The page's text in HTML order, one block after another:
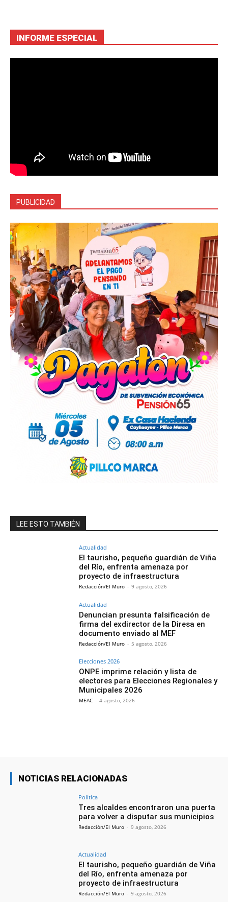
INFORME ESPECIAL
PUBLICIDAD
LEE ESTO TAMBIÉN
Actualidad
El taurisho, pequeño guardián de Viña
del Río, enfrenta amenaza por
proyecto de infraestructura
Redacción/El Muro - 9 agosto, 2026
Actualidad
Denuncian presunta falsificación de
firma del exdirector de la Diresa en
documento enviado al MEF
Redacción/El Muro - 5 agosto, 2026
Elecciones 2026
ONPE imprime relación y lista de
electores para Elecciones Regionales y
Municipales 2026
MEAC - 4 agosto, 2026
NOTICIAS RELACIONADAS
Política
Tres alcaldes encontraron una puerta
para volver a disputar sus municipios
Redacción/El Muro - 9 agosto, 2026
Actualidad
El taurisho, pequeño guardián de Viña
del Río, enfrenta amenaza por
proyecto de infraestructura
Redacción/El Muro - 9 agosto, 2026